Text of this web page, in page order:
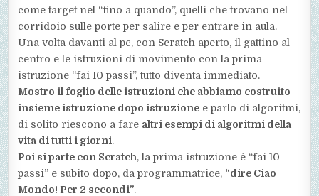
come target nel “fino a quando”, quelli che trovano nel
corridoio sulle porte per salire e per entrare in aula.
Una volta davanti al pc, con Scratch aperto, il gattino al
centro e le istruzioni di movimento con la prima
istruzione “fai 10 passi”, tutto diventa immediato.
Mostro il foglio delle istruzioni che abbiamo costruito
insieme istruzione dopo istruzione e parlo di algoritmi,
di solito riescono a fare altri esempi di algoritmi della
vita di tutti i giorni.
Poi si parte con Scratch, la prima istruzione è “fai 10
passi” e subito dopo, da programmatrice, “dire Ciao
Mondo! Per 2 secondi”.